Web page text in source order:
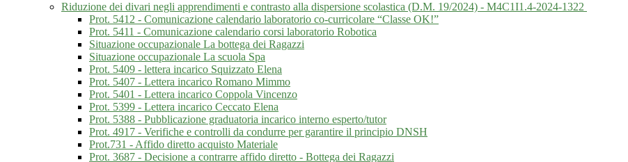
Riduzione dei divari negli apprendimenti e contrasto alla dispersione scolastica (D.M. 19/2024) - M4C1I1.4-2024-1322
Prot. 5412 - Comunicazione calendario laboratorio co-curricolare “Classe OK!”
Prot. 5411 - Comunicazione calendario corsi laboratorio Robotica
Situazione occupazionale La bottega dei Ragazzi
Situazione occupazionale La scuola Spa
Prot. 5409 - lettera incarico Squizzato Elena
Prot. 5407 - Lettera incarico Romano Mimmo
Prot. 5401 - Lettera incarico Coppola Vincenzo
Prot. 5399 - Lettera incarico Ceccato Elena
Prot. 5388 - Pubblicazione graduatoria incarico interno esperto/tutor
Prot. 4917 - Verifiche e controlli da condurre per garantire il principio DNSH
Prot.731 - Affido diretto acquisto Materiale
Prot. 3687 - Decisione a contrarre affido diretto - Bottega dei Ragazzi